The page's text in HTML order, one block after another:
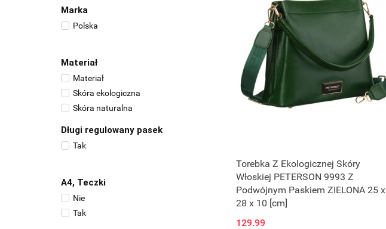
Czekoladowy
Czerwony
Grafitowy/Ciemny
Granatowy
Jeans
Kawa z mlekiem
Surowa Skóra/Brązowy
Szary
Toffi/Surowa Skóra
Zielony/Ciemny
Ziemisty
Marka
Polska
Materiał
Materiał
Skóra ekologiczna
Skóra naturalna
Długi regulowany pasek
Tak
A4, Teczki
Nie
Tak
Produkt niedostępny
Torebka Z Ekologicznej Skóry
Włoskiej PETERSON 9993 Z
Podwójnym Paskiem ZIELONA 25 x
28 x 10 [cm]
129.99